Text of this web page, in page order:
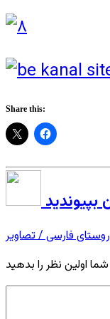
Share this:
بپیوندید
فارسی / تصاویر